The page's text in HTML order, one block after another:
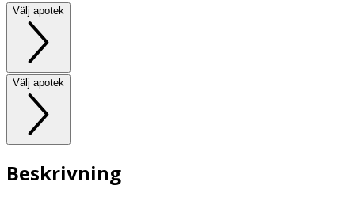
Välj apotek
Välj apotek
Beskrivning